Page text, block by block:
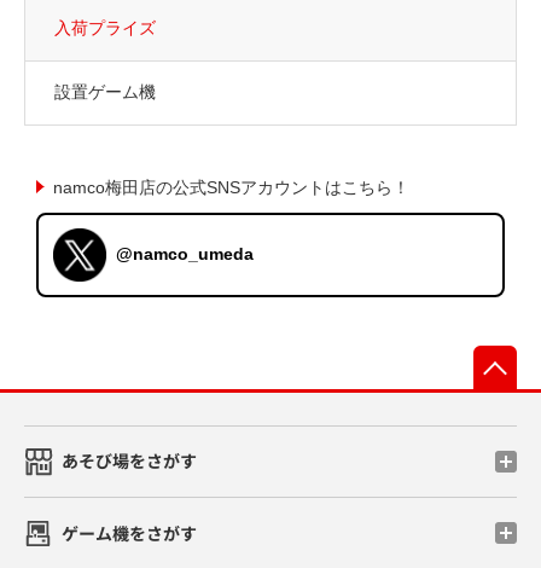
入荷プライズ
設置ゲーム機
namco梅田店の公式SNSアカウントはこちら！
@namco_umeda
あそび場をさがす
ゲーム機をさがす